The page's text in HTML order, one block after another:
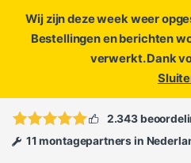
Wij zijn deze week weer
Bestellingen en berichten
verwerkt. Dank
of
2.343
11 montagepartners in